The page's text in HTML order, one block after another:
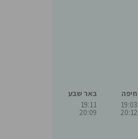
חיפה
19:03
20:12
באר שבע
19:11
20:09